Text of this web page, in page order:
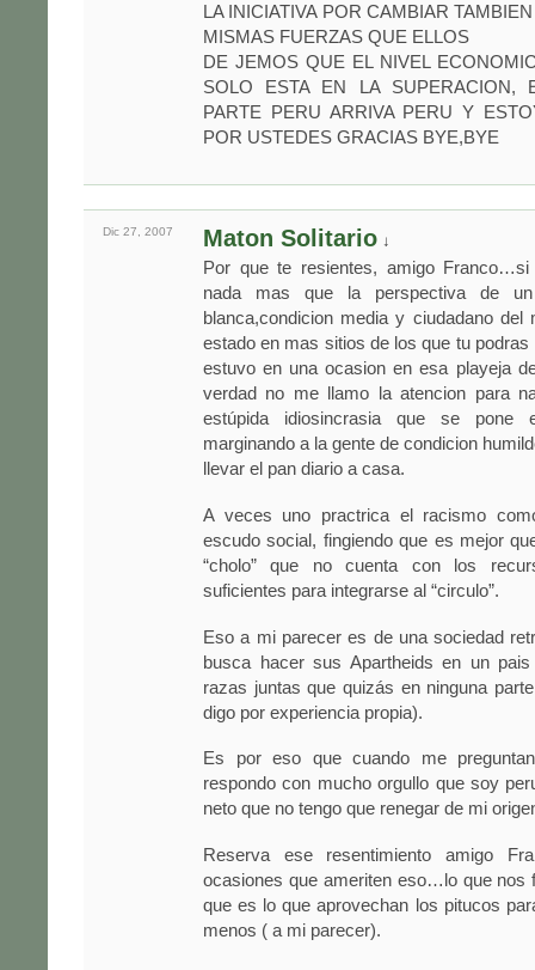
LA INICIATIVA POR CAMBIAR
MISMAS FUERZAS QUE ELLOS
DE JEMOS QUE EL NIVEL
SOLO ESTA EN LA SUPERACION,
PARTE PERU ARRIVA PERU Y
POR USTEDES GRACIAS BYE,BYE
Dic 27, 2007 Maton Solitario ↓
Por que te resientes, amigo
nada mas que la perspectiva de
blanca,condicion media y ciudadano del
estado en mas sitios de los que tu podras
estuvo en una ocasion en esa playeja
verdad no me llamo la atencion para
estúpida idiosincrasia que se pone
marginando a la gente de condicion
llevar el pan diario a casa.
A veces uno practrica el racismo
escudo social, fingiendo que es mejor
“cholo” que no cuenta con los
suficientes para integrarse al “circulo”.
Eso a mi parecer es de una sociedad
busca hacer sus Apartheids en un
razas juntas que quizás en ninguna
digo por experiencia propia).
Es por eso que cuando me
respondo con mucho orgullo que soy
neto que no tengo que renegar de mi
Reserva ese resentimiento amigo
ocasiones que ameriten eso…lo que nos
que es lo que aprovechan los pitucos
menos ( a mi parecer).